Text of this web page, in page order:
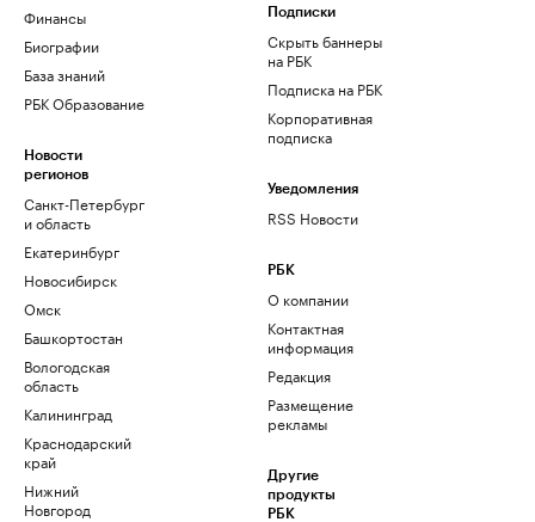
Финансы
Биографии
База знаний
РБК Образование
Новости
регионов
Санкт-Петербург
и область
Екатеринбург
Новосибирск
Омск
Башкортостан
Вологодская
область
Калининград
Краснодарский
край
Нижний
Новгород
Подписки
Скрыть баннеры
на РБК
Подписка на РБК
Корпоративная
подписка
Уведомления
RSS Новости
РБК
О компании
Контактная
информация
Редакция
Размещение
рекламы
Другие
продукты
РБК